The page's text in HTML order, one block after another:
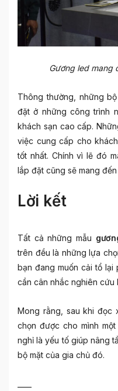
Gương led mang
Thông thường, những
đặt ở những công trình
khách sạn cao cấp.
việc cung cấp cho
tốt nhất. Chính vì lẽ đó
lắp đặt cũng sẽ mang
Lời kết
Tất cả những mẫu
trên đều là những lựa
bạn đang muốn cải tổ lại
cần cân nhắc nghiên cứu
Mong rằng, sau khi đọc
chọn được cho mình
nghỉ là yếu tố giúp nâng
bộ mặt của gia chủ đó.